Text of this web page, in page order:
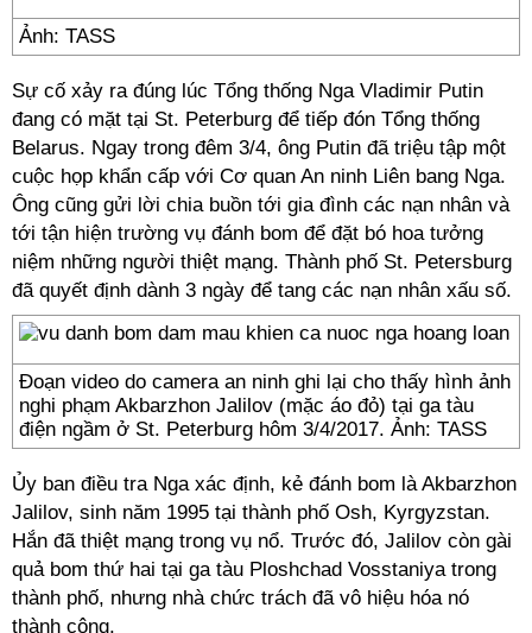
Ảnh: TASS
Sự cố xảy ra đúng lúc Tổng thống Nga Vladimir Putin
đang có mặt tại St. Peterburg để tiếp đón Tổng thống
Belarus. Ngay trong đêm 3/4, ông Putin đã triệu tập một
cuộc họp khẩn cấp với Cơ quan An ninh Liên bang Nga.
Ông cũng gửi lời chia buồn tới gia đình các nạn nhân và
tới tận hiện trường vụ đánh bom để đặt bó hoa tưởng
niệm những người thiệt mạng. Thành phố St. Petersburg
đã quyết định dành 3 ngày để tang các nạn nhân xấu số.
Đoạn video do camera an ninh ghi lại cho thấy hình ảnh
nghi phạm Akbarzhon Jalilov (mặc áo đỏ) tại ga tàu
điện ngầm ở St. Peterburg hôm 3/4/2017. Ảnh: TASS
Ủy ban điều tra Nga xác định, kẻ đánh bom là Akbarzhon
Jalilov, sinh năm 1995 tại thành phố Osh, Kyrgyzstan.
Hắn đã thiệt mạng trong vụ nổ. Trước đó, Jalilov còn gài
quả bom thứ hai tại ga tàu Ploshchad Vosstaniya trong
thành phố, nhưng nhà chức trách đã vô hiệu hóa nó
thành công.